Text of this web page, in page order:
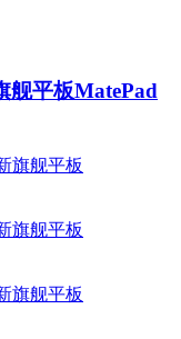
舰平板MatePad